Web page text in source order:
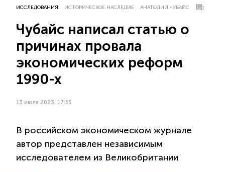
ИССЛЕДОВАНИЯ ИСТОРИЧЕСКОЕ НАСЛЕДИЕ АНАТОЛИЙ ЧУБАЙС
Чубайс написал статью о
причинах провала
экономических реформ
1990-х
13 июля 2023, 17:55
В российском экономическом журнале
автор представлен независимым
исследователем из Великобритании